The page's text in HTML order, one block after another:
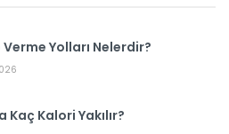
Verme Yolları Nelerdir?
Kaç Kalori Yakılır?